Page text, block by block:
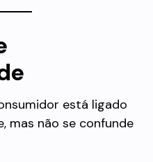
está ligado
mas não se confunde